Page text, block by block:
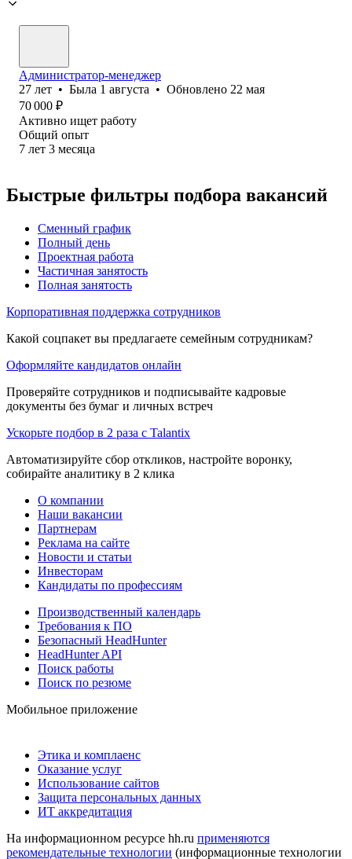
Администратор-менеджер
27 лет • Была 1 августа • Обновлено 22 мая
70 000 ₽
Активно ищет работу
Общий опыт
7 лет 3 месяца
Быстрые фильтры подбора вакансий
Сменный график
Полный день
Проектная работа
Частичная занятость
Полная занятость
Корпоративная поддержка сотрудников
Какой соцпакет вы предлагаете семейным сотрудникам?
Оформляйте кандидатов онлайн
Проверяйте сотрудников и подписывайте кадровые
документы без бумаг и личных встреч
Ускорьте подбор в 2 раза с Talantix
Автоматизируйте сбор откликов, настройте воронку,
собирайте аналитику в 2 клика
О компании
Наши вакансии
Партнерам
Реклама на сайте
Новости и статьи
Инвесторам
Кандидаты по профессиям
Производственный календарь
Требования к ПО
Безопасный HeadHunter
HeadHunter API
Поиск работы
Поиск по резюме
Мобильное приложение
Этика и комплаенс
Оказание услуг
Использование сайтов
Защита персональных данных
ИТ аккредитация
На информационном ресурсе hh.ru применяются
рекомендательные технологии (информационные технологии